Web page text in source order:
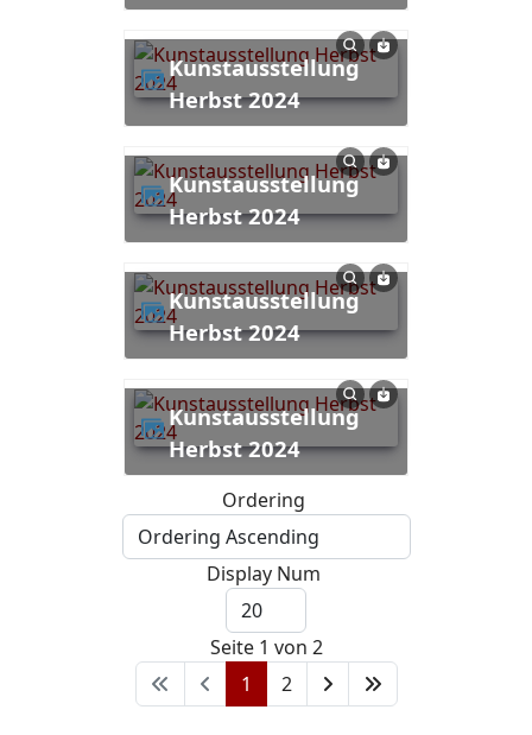
Kunstausstellung
Herbst 2024
Kunstausstellung
Herbst 2024
Kunstausstellung
Herbst 2024
Kunstausstellung
Herbst 2024
Ordering
Display Num
Seite 1 von 2
1
2